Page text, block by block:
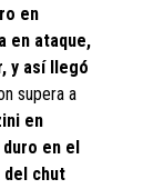
en
en ataque,
y así llegó
supera a
en
en el
del chut